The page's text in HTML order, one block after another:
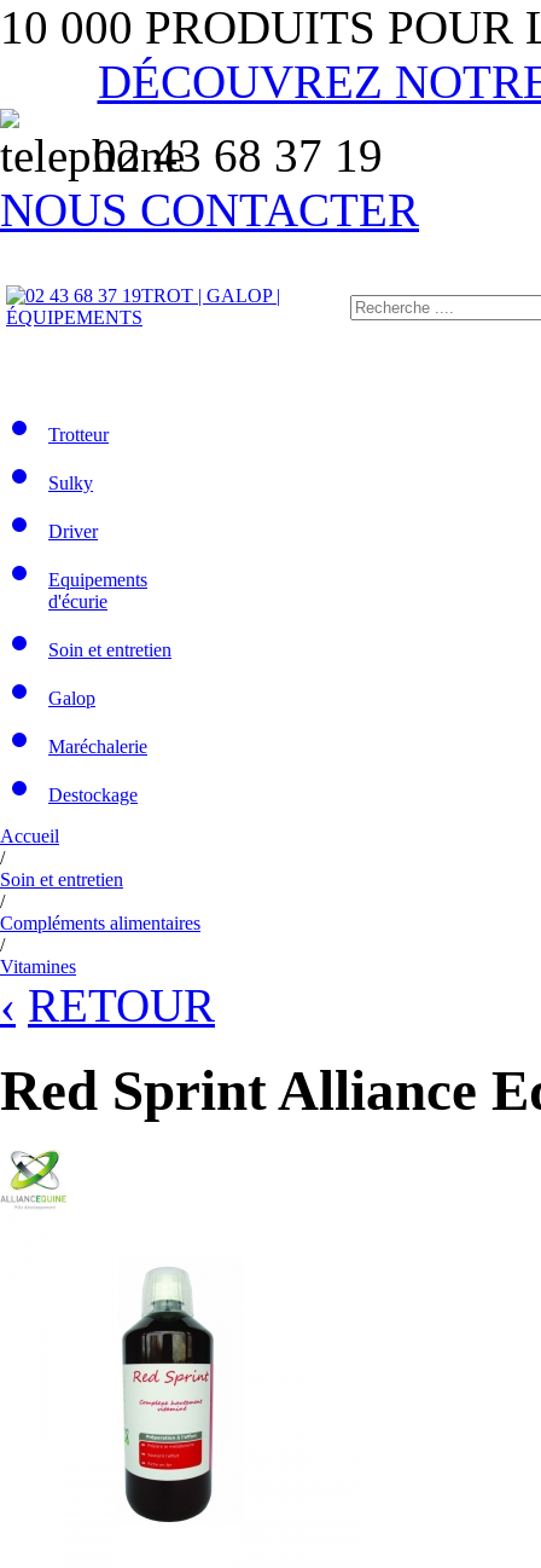
10 000 PRODUITS
DÉCOUVREZ
02 43 68 37 19
NOUS CONTACTER
TROT | GALOP |
ÉQUIPEMENTS
Trotteur
Sulky
Driver
Equipements
d'écurie
Soin et entretien
Galop
Maréchalerie
Destockage
Accueil
/
Soin et entretien
/
Compléments alimentaires
/
Vitamines
‹ RETOUR
Red Sprint Alliance